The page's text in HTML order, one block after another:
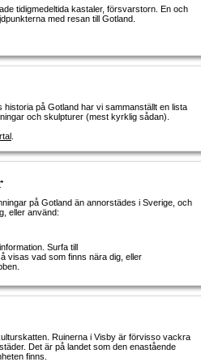
tidigmedeltida kastaler, försvarstorn. En och
med resan till Gotland.
på Gotland har vi sammanställt en lista
och skulpturer (mest kyrklig sådan).
på Gotland än annorstädes i Sverige, och
eller använd:
Surfa till
visas vad som finns nära dig, eller
Ruinerna i Visby är förvisso vackra
Det är på landet som den enastående
finns.